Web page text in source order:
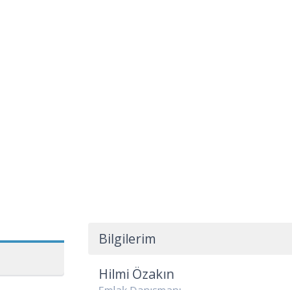
Bilgilerim
Hilmi Özakın